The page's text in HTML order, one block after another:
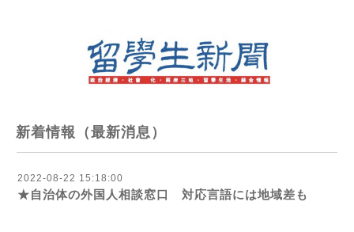
新着情報（最新消息）
2022-08-22 15:18:00
★自治体の外国人相談窓口 対応言語には地域差も